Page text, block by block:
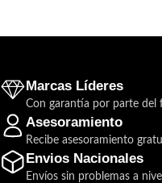
Marcas Líderes
Con garantía por parte del
Asesoramiento
Recibe asesoramiento
Envios Nacionales
Envíos sin problemas a